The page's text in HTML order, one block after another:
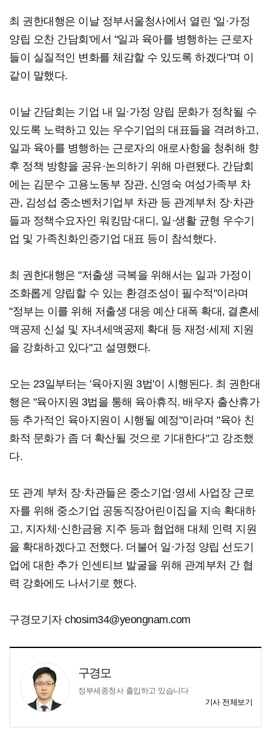
최 권한대행은 이날 정부서울청사에서 열린 '일·가정
양립 오찬 간담회'에서 "일과 육아를 병행하는 근로자
들이 실질적인 변화를 체감할 수 있도록 하겠다"며 이
같이 말했다.
이날 간담회는 기업 내 일·가정 양립 문화가 정착될 수
있도록 노력하고 있는 우수기업의 대표들을 격려하고,
일과 육아를 병행하는 근로자의 애로사항을 청취해 향
후 정책 방향을 공유·논의하기 위해 마련됐다. 간담회
에는 김문수 고용노동부 장관, 신영숙 여성가족부 차
관, 김성섭 중소벤처기업부 차관 등 관계부처 장·차관
들과 정책수요자인 워킹맘·대디, 일·생활 균형 우수기
업 및 가족친화인증기업 대표 등이 참석했다.
최 권한대행은 "저출생 극복을 위해서는 일과 가정이
조화롭게 양립할 수 있는 환경조성이 필수적"이라며
"정부는 이를 위해 저출생 대응 예산 대폭 확대, 결혼세
액공제 신설 및 자녀세액공제 확대 등 재정·세제 지원
을 강화하고 있다"고 설명했다.
오는 23일부터는 '육아지원 3법'이 시행된다. 최 권한대
행은 "육아지원 3법을 통해 육아휴직. 배우자 출산휴가
등 추가적인 육아지원이 시행될 예정"이라며 "육아 친
화적 문화가 좀 더 확산될 것으로 기대한다"고 강조했
다.
또 관계 부처 장·차관들은 중소기업·영세 사업장 근로
자를 위해 중소기업 공동직장어린이집을 지속 확대하
고, 지자체·신한금융 지주 등과 협업해 대체 인력 지원
을 확대하겠다고 전했다. 더불어 일·가정 양립 선도기
업에 대한 추가 인센티브 발굴을 위해 관계부처 간 협
력 강화에도 나서기로 했다.
구경모기자 chosim34@yeongnam.com
구경모
정부세종청사 출입하고 있습니다
기사 전체보기